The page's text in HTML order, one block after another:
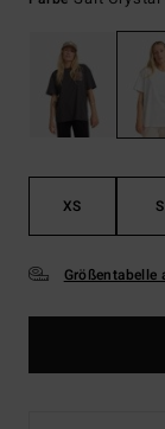
XS S
Größentabelle